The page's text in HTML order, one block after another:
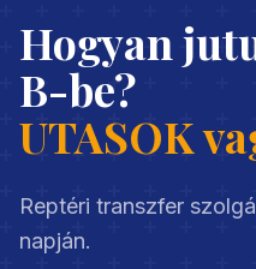
Hogyan
B-be?
UTASOK
Reptéri transzfer
napján.